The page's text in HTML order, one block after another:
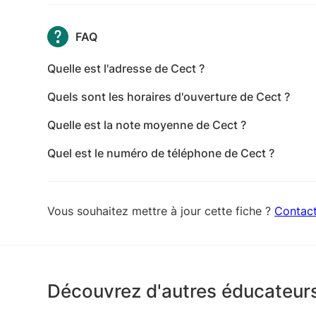
FAQ
Quelle est l'adresse de Cect ?
Quels sont les horaires d'ouverture de Cect ?
10:00-18:00 - jeudi: 10:00-18:00 - vendredi:
Quelle est la note moyenne de Cect ?
Quel est le numéro de téléphone de Cect ?
Vous souhaitez mettre à jour cette fiche ?
Découvrez d'autres